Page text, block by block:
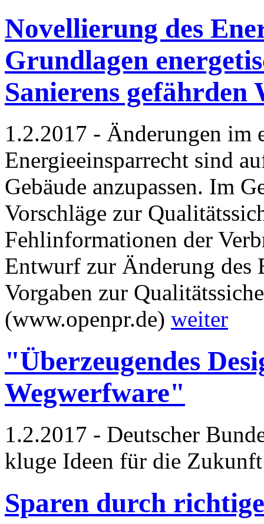
Novellierung des
Grundlagen
Sanierens gefährden
1.2.2017 - Änderungen im
Energieeinsparrecht sind
Gebäude anzupassen. Im
Vorschläge zur
Fehlinformationen der
Entwurf zur Änderung des
Vorgaben zur
(www.openpr.de) weiter
"Überzeugendes
Wegwerfware"
1.2.2017 - Deutscher
kluge Ideen für die
Sparen durch